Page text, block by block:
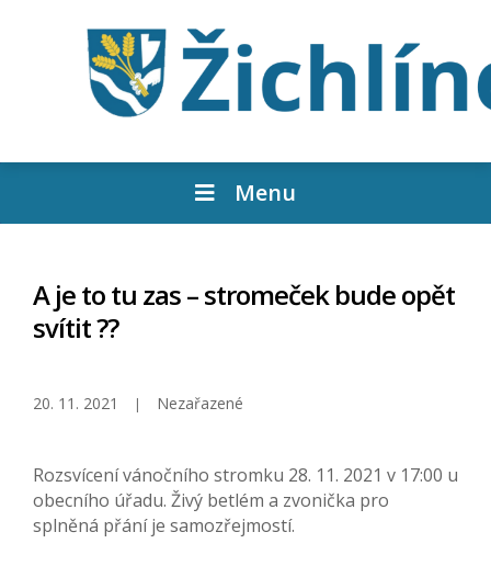
Menu
A je to tu zas – stromeček bude opět
svítit ??
20. 11. 2021 Nezařazené
Rozsvícení vánočního stromku 28. 11. 2021 v 17:00 u
obecního úřadu. Živý betlém a zvonička pro
splněná přání je samozřejmostí.